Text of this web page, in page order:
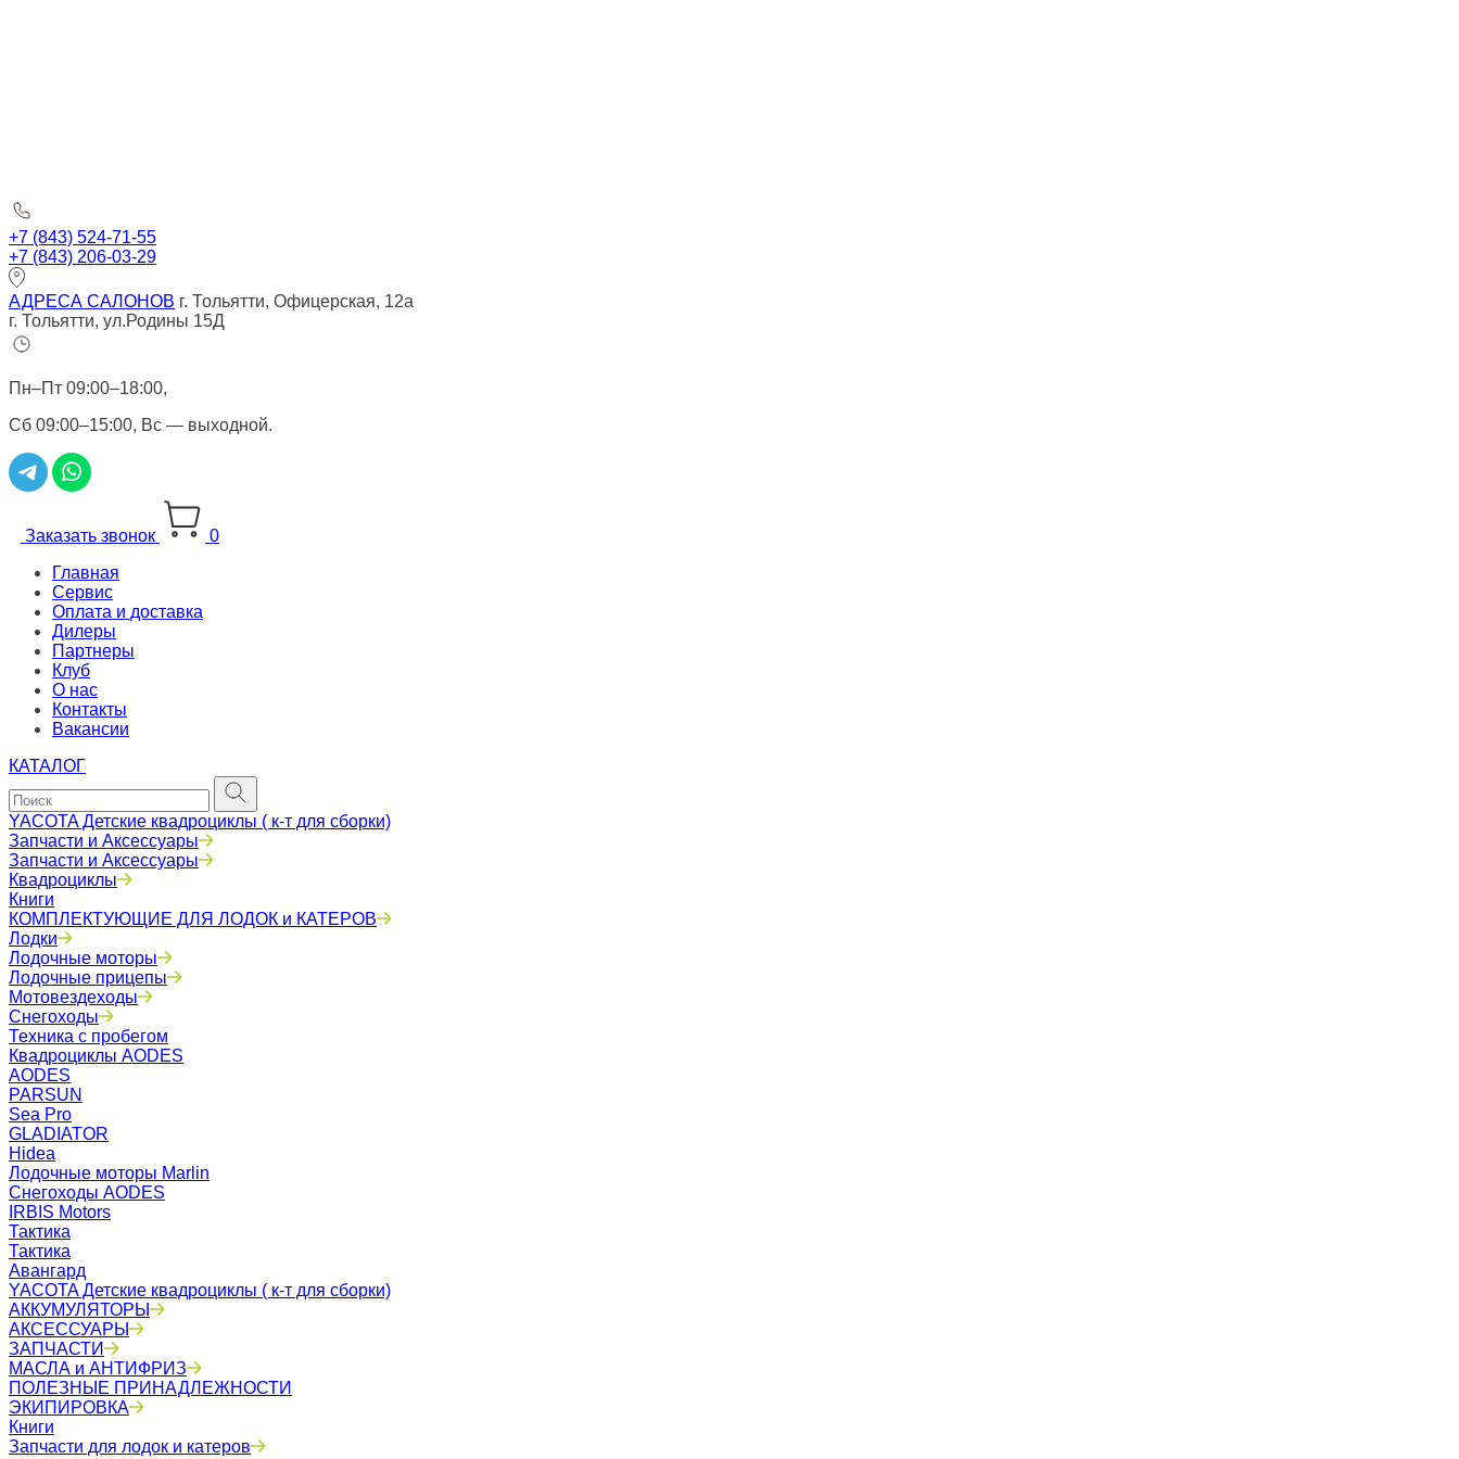
+7 (843) 524-71-55
+7 (843) 206-03-29
АДРЕСА САЛОНОВ г. Тольятти, Офицерская, 12а
г. Тольятти, ул.Родины 15Д
Пн–Пт 09:00–18:00,
Сб 09:00–15:00, Вс — выходной.
Заказать звонок
0
Главная
Сервис
Оплата и доставка
Дилеры
Партнеры
Клуб
О нас
Контакты
Вакансии
КАТАЛОГ
YACOTA Детские квадроциклы ( к-т для сборки)
Запчасти и Аксессуары
Запчасти и Аксессуары
Квадроциклы
Книги
КОМПЛЕКТУЮЩИЕ ДЛЯ ЛОДОК и КАТЕРОВ
Лодки
Лодочные моторы
Лодочные прицепы
Мотовездеходы
Снегоходы
Техника с пробегом
Квадроциклы AODES
AODES
PARSUN
Sea Pro
GLADIATOR
Hidea
Лодочные моторы Marlin
Снегоходы AODES
IRBIS Motors
Тактика
Тактика
Авангард
YACOTA Детские квадроциклы ( к-т для сборки)
АККУМУЛЯТОРЫ
АКСЕССУАРЫ
ЗАПЧАСТИ
МАСЛА и АНТИФРИЗ
ПОЛЕЗНЫЕ ПРИНАДЛЕЖНОСТИ
ЭКИПИРОВКА
Книги
Запчасти для лодок и катеров